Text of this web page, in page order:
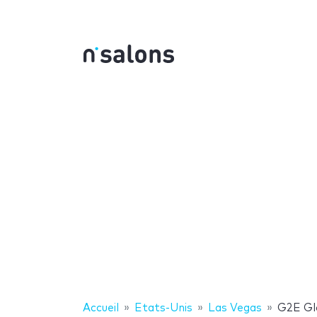
Accueil Etats-Unis Las Vegas G2E